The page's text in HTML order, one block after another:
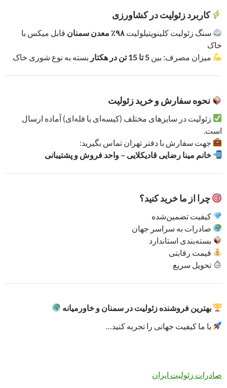
کاربرد زئولیت در کشاورزی
سنگ زئولیت کلینوپتیلولیت ۹۸٪ معدن سمنان
قابل میکس با
خاک
میزان مصرف: بین5 تا 15 تن در هکتار بسته به نوع شوری خاک
نحوه سفارش و خرید زئولیت
زئولیت در سایزهای مختلف (کیسه‌ای یا فله‌ای) آماده ارسال
است.
جهت سفارش با دفتر تهران تماس بگیرید:
خانم مینا رضایی قادیکلایی – واحد فروش و پشتیبانی
چرا از ما خرید کنید؟
کیفیت تضمین‌شده
صادرات به سراسر جهان
بسته‌بندی استاندارد
قیمت رقابتی
تحویل سریع
بهترین فروشنده زئولیت در سمنان و خاورمیانه
با ما کیفیت جهانی را تجربه کنید…
صادرات زئولیت ایران